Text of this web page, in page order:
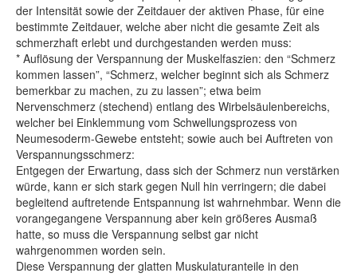
der Intensität sowie der Zeitdauer der aktiven Phase, für eine
bestimmte Zeitdauer, welche aber nicht die gesamte Zeit als
schmerzhaft erlebt und durchgestanden werden muss:
* Auflösung der Verspannung der Muskelfaszien: den “Schmerz
kommen lassen”, “Schmerz, welcher beginnt sich als Schmerz
bemerkbar zu machen, zu zu lassen”; etwa beim
Nervenschmerz (stechend) entlang des Wirbelsäulenbereichs,
welcher bei Einklemmung vom Schwellungsprozess von
Neumesoderm-Gewebe entsteht; sowie auch bei Auftreten von
Verspannungsschmerz:
Entgegen der Erwartung, dass sich der Schmerz nun verstärken
würde, kann er sich stark gegen Null hin verringern; die dabei
begleitend auftretende Entspannung ist wahrnehmbar. Wenn die
vorangegangene Verspannung aber kein größeres Ausmaß
hatte, so muss die Verspannung selbst gar nicht
wahrgenommen worden sein.
Diese Verspannung der glatten Muskulaturanteile in den